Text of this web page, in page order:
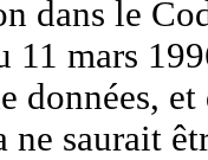
dans le
11 mars
données,
ne saurait